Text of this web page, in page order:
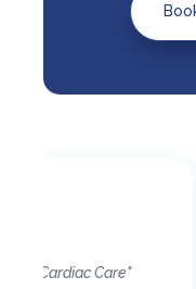
"Grateful for Life-Saving Cardiac Care"